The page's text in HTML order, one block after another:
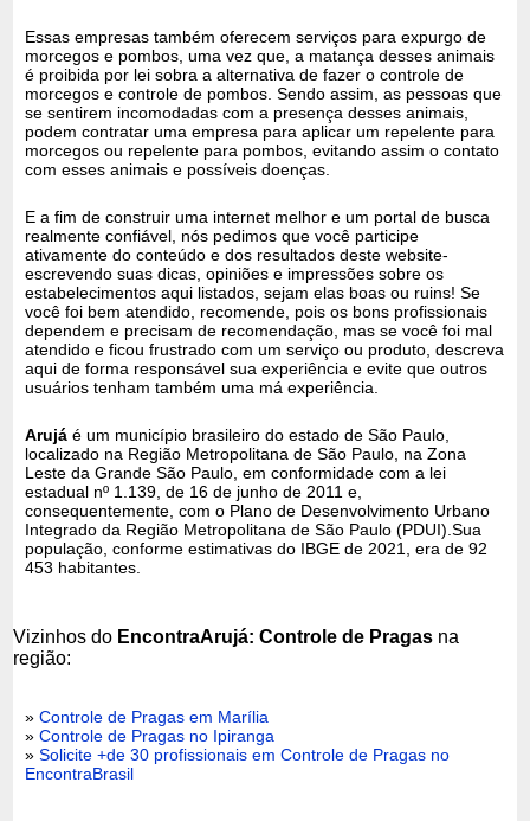
Essas empresas também oferecem serviços para expurgo de
morcegos e pombos, uma vez que, a matança desses animais
é proibida por lei sobra a alternativa de fazer o controle de
morcegos e controle de pombos. Sendo assim, as pessoas que
se sentirem incomodadas com a presença desses animais,
podem contratar uma empresa para aplicar um repelente para
morcegos ou repelente para pombos, evitando assim o contato
com esses animais e possíveis doenças.
E a fim de construir uma internet melhor e um portal de busca
realmente confiável, nós pedimos que você participe
ativamente do conteúdo e dos resultados deste website-
escrevendo suas dicas, opiniões e impressões sobre os
estabelecimentos aqui listados, sejam elas boas ou ruins! Se
você foi bem atendido, recomende, pois os bons profissionais
dependem e precisam de recomendação, mas se você foi mal
atendido e ficou frustrado com um serviço ou produto, descreva
aqui de forma responsável sua experiência e evite que outros
usuários tenham também uma má experiência.
Arujá é um município brasileiro do estado de São Paulo,
localizado na Região Metropolitana de São Paulo, na Zona
Leste da Grande São Paulo, em conformidade com a lei
estadual nº 1.139, de 16 de junho de 2011 e,
consequentemente, com o Plano de Desenvolvimento Urbano
Integrado da Região Metropolitana de São Paulo (PDUI).Sua
população, conforme estimativas do IBGE de 2021, era de 92
453 habitantes.
Vizinhos do EncontraArujá: Controle de Pragas na
região:
»Controle de Pragas em Marília
»Controle de Pragas no Ipiranga
»Solicite +de 30 profissionais em Controle de Pragas no
EncontraBrasil